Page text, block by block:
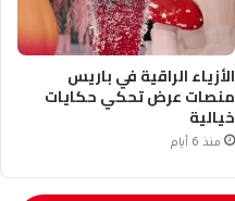
الأزياء الراقية في باريس
منصات عرض تحكي حكايات
خيالية
منذ 6 أيام